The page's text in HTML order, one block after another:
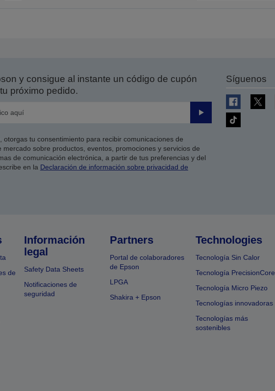
y consigue al instante un código de cupón
próximo pedido.
Enviar
tu consentimiento para recibir comunicaciones de
sobre productos, eventos, promociones y servicios de
de comunicación electrónica, a partir de tus preferencias y del
en la Declaración de información sobre privacidad de
Síguenos
de
Información
legal
Safety Data Sheets
Notificaciones de
seguridad
Partners
Portal de colaboradores
de Epson
LPGA
Shakira + Epson
Technologies
Tecnología Sin Calor
Tecnología PrecisionCore
Tecnología Micro Piezo
Tecnologías innovadoras
Tecnologías más
sostenibles